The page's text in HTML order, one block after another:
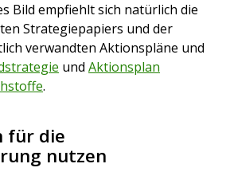
Bild empfiehlt sich natürlich die
Strategiepapiers und der
verwandten Aktionspläne und
und Aktionsplan
.
für die
nutzen